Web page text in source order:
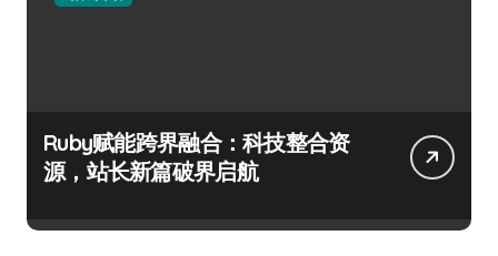
Ruby赋能跨界融合：科技整合资
源，站长新篇破界启航